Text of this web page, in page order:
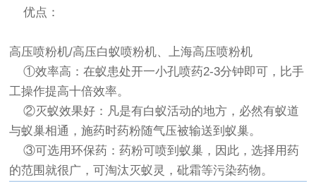
优点：
高压喷粉机/高压白蚁喷粉机、上海高压喷粉机
①效率高：在蚁患处开一小孔喷药2-3分钟即可，比手
工操作提高十倍效率。
②灭蚁效果好：凡是有白蚁活动的地方，必然有蚁道
与蚁巢相通，施药时药粉随气压被输送到蚁巢。
③可选用环保药：药粉可喷到蚁巢，因此，选择用药
的范围就很广，可淘汰灭蚁灵，砒霜等污染药物。